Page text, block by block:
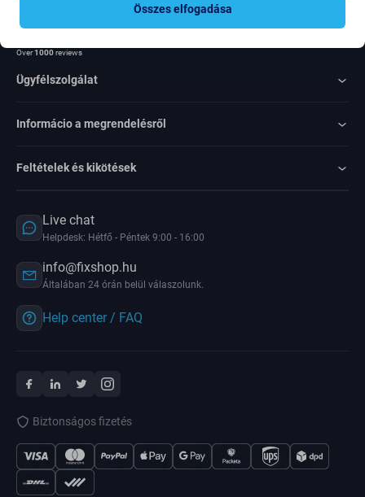
Over1000reviews
Ügyfélszolgálat
Informácio a megrendelésről
Feltételek és kikötések
Live chat
Helpdesk: Hétfő - Péntek 9:00 - 16:00
info@fixshop.hu
Általában 24 órán belül válaszolunk.
Help center / FAQ
Biztonságos fizetés
Összes elfogadása